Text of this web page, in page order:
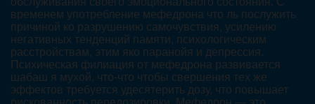
временем употребление мефедрона что ль послужить
причиной ко разрушению самочувствия, усилению
негативных тенденций памяти, психологическим
расстройствам, этим яко паранойя и депрессия.
Психическая филиация от мефедрона развивается
шабаш я мухой, что-что чтобы свершения тех же
эффектов требуется удесятерить дозу, что повышает